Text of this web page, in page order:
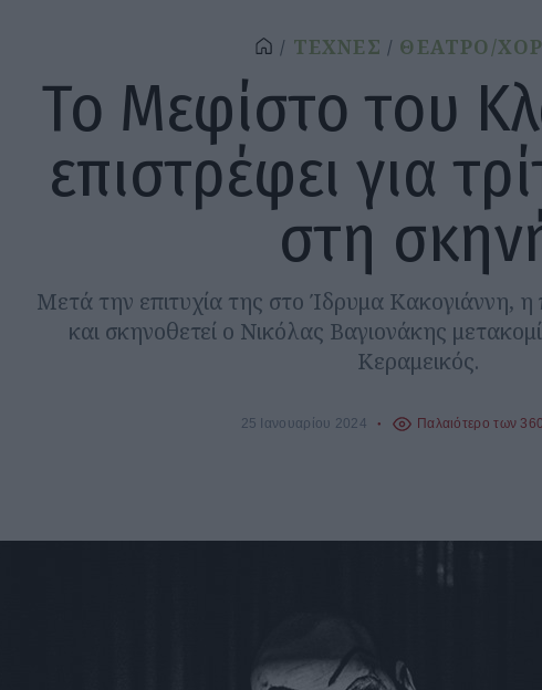
ΤΕΧΝΕΣ ΘΕΑΤΡΟ/
Το Μεφίστο του
επιστρέφει για
στη
Μετά την επιτυχία της στο Ίδρυμα Κακογιάννη,
και σκηνοθετεί ο Νικόλας Βαγιονάκης
Κεραμεικός.
25 Ιανουαρίου 2024 Παλαιότερο των